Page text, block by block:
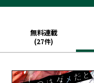
無料連載
(27件)